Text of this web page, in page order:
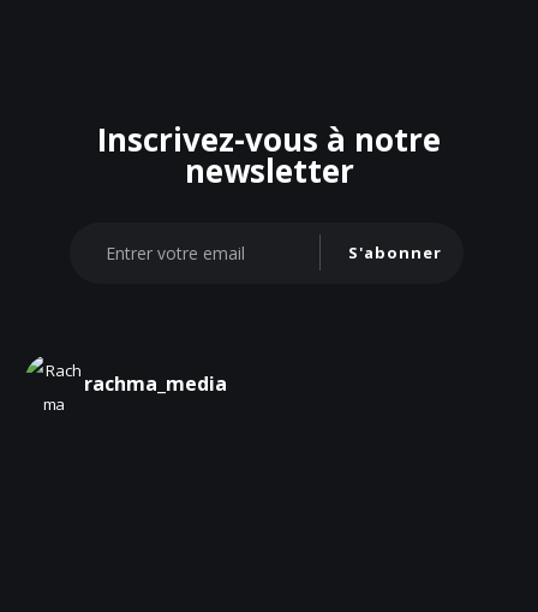
Inscrivez-vous à notre
newsletter
S'abonner
rachma_media